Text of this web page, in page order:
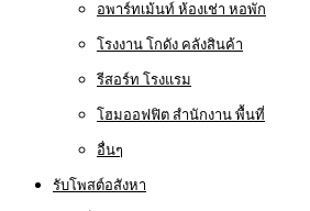
อพาร์ทเม้นท์ ห้องเช่า หอพัก
โรงงาน โกดัง คลังสินค้า
รีสอร์ท โรงแรม
โฮมออฟฟิต สำนักงาน พื้นที่
อื่นๆ
รับโพสต์อสังหา